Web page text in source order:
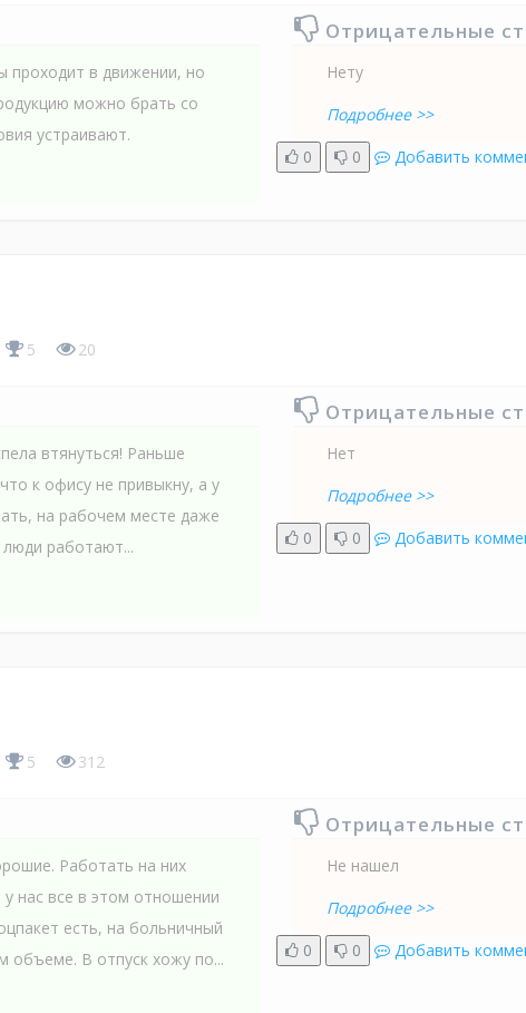
проходит в движении, но
можно брать со
устраивают.
Отрицательные
Нету
Подробнее >>
0
0 Добавить
5 20
втянуться! Раньше
к офису не привыкну, а у
на рабочем месте даже
работают...
Отрицательные
Нет
Подробнее >>
0
0 Добавить
5 312
Работать на них
нас все в этом отношении
есть, на больничный
объеме. В отпуск хожу по...
Отрицательные
Не нашел
Подробнее >>
0
0 Добавить